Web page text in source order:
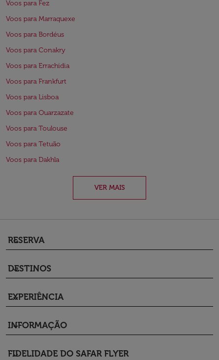
Voos para Fez
Voos para Marraquexe
Voos para Bordéus
Voos para Conakry
Voos para Errachidia
Voos para Frankfurt
Voos para Lisboa
Voos para Ouarzazate
Voos para Toulouse
Voos para Tetuão
Voos para Dakhla
VER MAIS
RESERVA
keyboard_arrow_down
DESTINOS
keyboard_arrow_down
EXPERIÊNCIA
keyboard_arrow_down
INFORMAÇÃO
keyboard_arrow_down
FIDELIDADE DO SAFAR FLYER
keyboard_arrow_down